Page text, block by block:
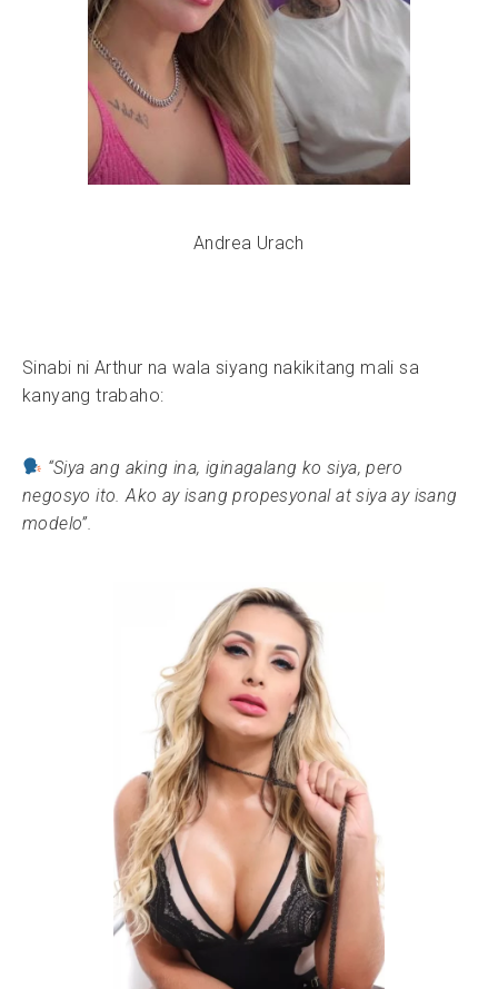
Andrea Urach
Sinabi ni Arthur na wala siyang nakikitang mali sa
kanyang trabaho:
“Siya ang aking ina, iginagalang ko siya, pero
negosyo ito. Ako ay isang propesyonal at siya ay isang
modelo”.